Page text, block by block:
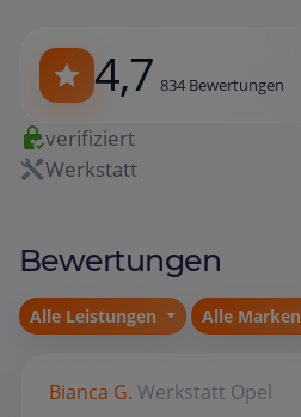
4,7 834 Bewertungen
verifiziert
Werkstatt
Bewertungen
Alle Leistungen Alle Marken
Bianca G. Werkstatt Opel